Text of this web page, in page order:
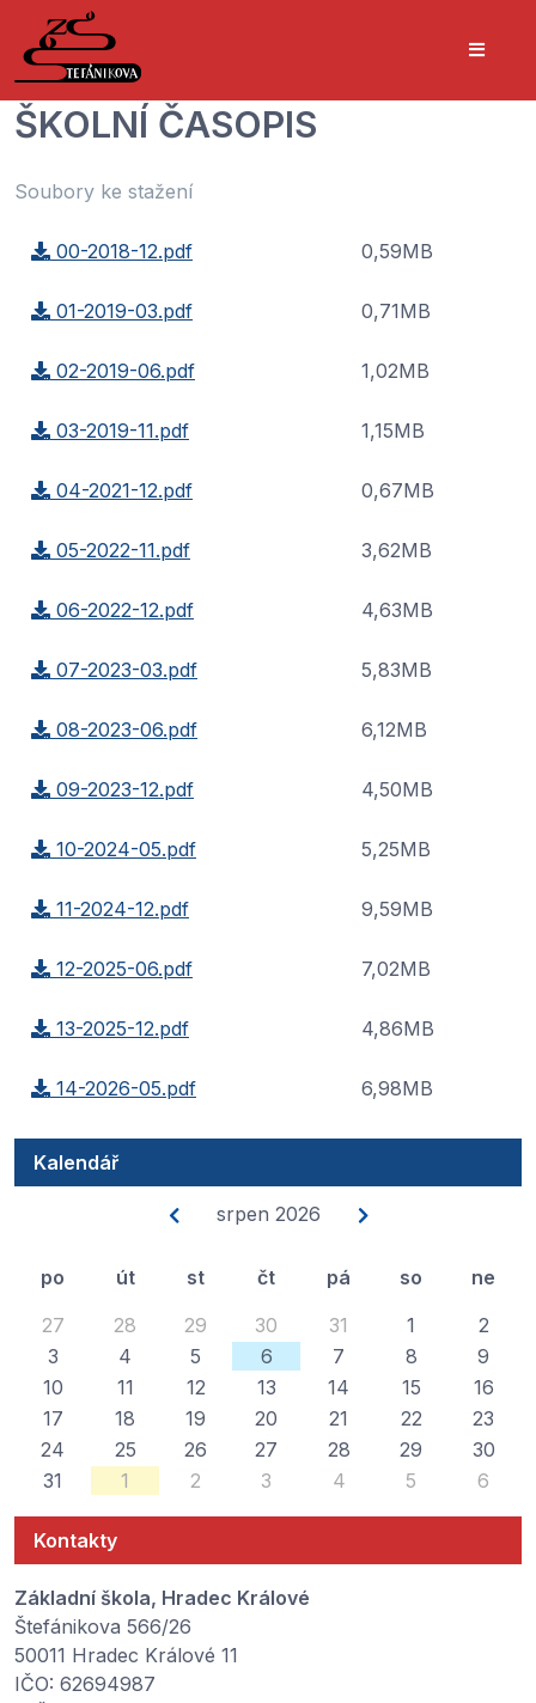
ŠKOLNÍ ČASOPIS
Soubory ke stažení
00-2018-12.pdf 0,59MB
01-2019-03.pdf 0,71MB
02-2019-06.pdf 1,02MB
03-2019-11.pdf 1,15MB
04-2021-12.pdf 0,67MB
05-2022-11.pdf 3,62MB
06-2022-12.pdf 4,63MB
07-2023-03.pdf 5,83MB
08-2023-06.pdf 6,12MB
09-2023-12.pdf 4,50MB
10-2024-05.pdf 5,25MB
11-2024-12.pdf 9,59MB
12-2025-06.pdf 7,02MB
13-2025-12.pdf 4,86MB
14-2026-05.pdf 6,98MB
Kalendář
srpen 2026
po út st čt pá so
ne
27
28 29 30 31 1
2
3
4 5 6 7 8
9
10
11 12 13 14 15
16
17
18 19 20 21 22
23
24
25 26 27 28 29
30
31
1 2 3 4 5 6
Kontakty
Základní škola, Hradec Králové
Štefánikova 566/26
50011 Hradec Králové 11
IČO: 62694987